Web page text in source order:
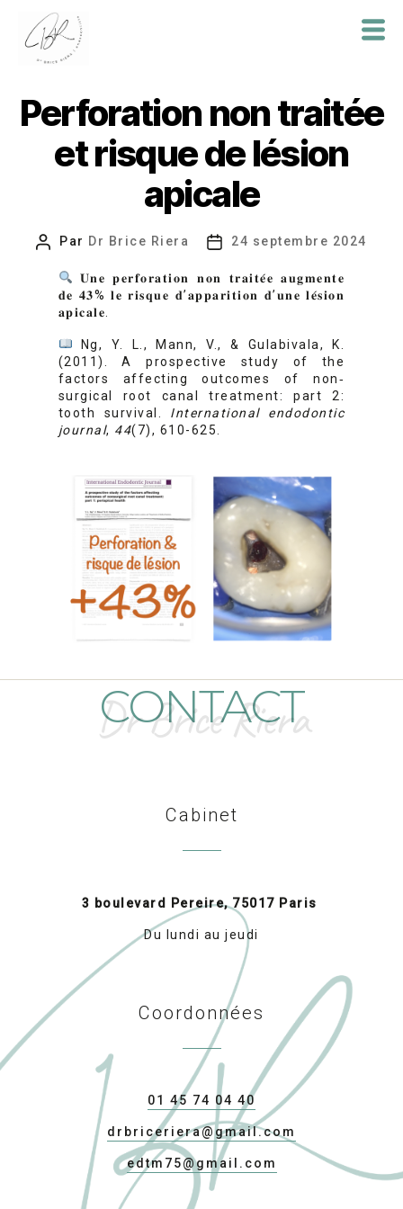
Riera
Perforation non traitée
et risque de lésion
apicale
Auteur
l’article
Par Dr Brice Riera
Date
l’article
24 septembre 2024
𝐔𝐧𝐞 𝐩𝐞𝐫𝐟𝐨𝐫𝐚𝐭𝐢𝐨𝐧 𝐧𝐨𝐧 𝐭𝐫𝐚𝐢𝐭𝐞́𝐞 𝐚𝐮𝐠𝐦𝐞𝐧𝐭𝐞
𝐝𝐞 𝟒𝟑% 𝐥𝐞 𝐫𝐢𝐬𝐪𝐮𝐞 𝐝’𝐚𝐩𝐩𝐚𝐫𝐢𝐭𝐢𝐨𝐧 𝐝’𝐮𝐧𝐞 𝐥𝐞́𝐬𝐢𝐨𝐧
𝐚𝐩𝐢𝐜𝐚𝐥𝐞.
Ng, Y. L., Mann, V., & Gulabivala, K.
(2011). A prospective study of the
factors affecting outcomes of non‐
surgical root canal treatment: part 2:
tooth survival. International endodontic
journal, 44(7), 610-625.
CONTACT
Dr Brice Riera
Cabinet
3 boulevard Pereire, 75017 Paris
Du lundi au jeudi
Coordonnées
01 45 74 04 40
drbriceriera@gmail.com
edtm75@gmail.com